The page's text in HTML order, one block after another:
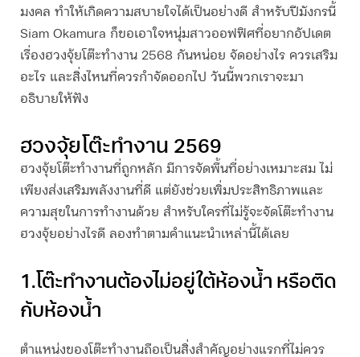
มงคล ทำให้เกิดความสบายใจได้เป็นอย่างดี สำหรับปีมังกรนี้
Siam Okamura ก็ขอเอาใจหนุ่มสาวออฟฟิศที่อยากอัปเดต
เรื่องฮวงจุ้ยโต๊ะทำงาน 2568 กันหน่อย จัดอย่างไร ควรเสริม
อะไร และสิ่งไหนที่ควรกำจัดออกไป วันนี้พวกเราจะมา
อธิบายให้ฟัง
ฮวงจุ้ยโต๊ะทํางาน 2569
ฮวงจุ้ยโต๊ะทำงานที่ถูกหลัก มีการจัดพื้นที่อย่างเหมาะสม ไม่
เพียงส่งเสริมพลังงานที่ดี แต่ยังช่วยเพิ่มประสิทธิภาพและ
ความสุขในการทำงานด้วย สำหรับใครที่ไม่รู้จะจัดโต๊ะทำงาน
ฮวงจุ้ยอย่างไรดี ลองทำตามคำแนะนำเหล่านี้ได้เลย
1.โต๊ะทำงานต้องไม่อยู่ใต้ห้องน้ำ หรือติด
กับห้องน้ำ
ตำแหน่งของโต๊ะทำงานถือเป็นสิ่งสำคัญอย่างแรกที่ไม่ควร